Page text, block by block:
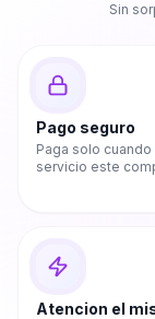
Sin
Pago seguro
Paga solo cuando
servicio este
Atencion el